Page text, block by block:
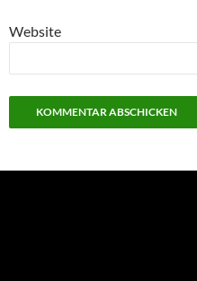
Website